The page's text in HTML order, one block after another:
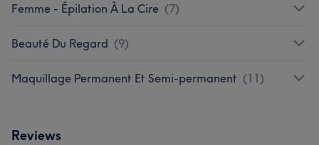
Femme - Épilation À La Cire (7)
Beauté Du Regard (9)
Maquillage Permanent Et Semi-permanent (11)
Reviews